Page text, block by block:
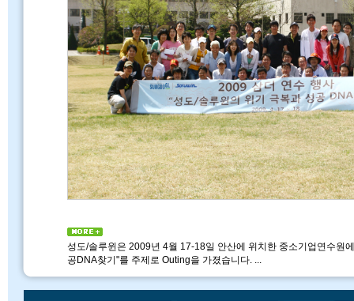
성도/솔루윈은 2009년 4월 17-18일 안산에 위치한 중소기업연수원
공DNA찾기"를 주제로 Outing을 가졌습니다. ...